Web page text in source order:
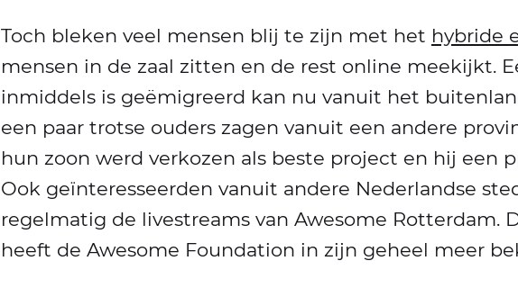
Toch bleken veel mensen blij te zijn met het hybride
mensen in de zaal zitten en de rest online meekijkt.
inmiddels is geëmigreerd kan nu vanuit het
een paar trotse ouders zagen vanuit een andere
hun zoon werd verkozen als beste project en hij een
Ook geïnteresseerden vanuit andere Nederlandse
regelmatig de livestreams van Awesome Rotterdam.
heeft de Awesome Foundation in zijn geheel meer